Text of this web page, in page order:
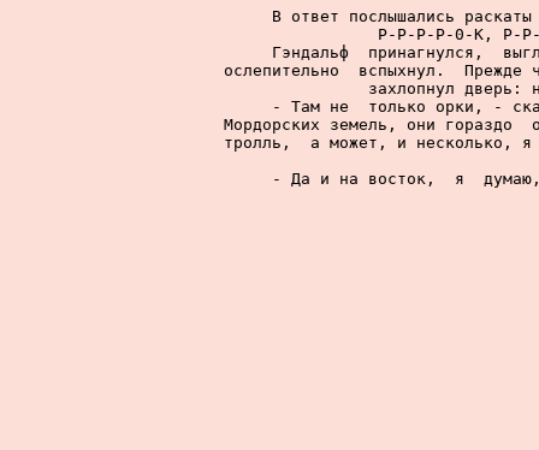
В ответ послышались
Р-Р-Р-Р-0-К, Р-Р-
Гэндальф  принагнулся,
ослепительно  вспыхнул.
захлопнул дверь:
- Там не  только орки, -
Мордорских земель, они гораздо
тролль,  а может, и несколько,
- Да и на восток,  я